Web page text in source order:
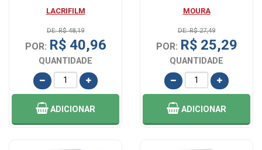
LACRIFILM
DE: R$ 48,19
POR: R$ 40,96
QUANTIDADE
ADICIONAR
MOURA
DE: R$ 27,49
POR: R$ 25,29
QUANTIDADE
ADICIONAR